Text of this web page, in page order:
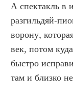
А спектакль в
разгильдяй-
ворону,
век, потом
быстро
там и близко